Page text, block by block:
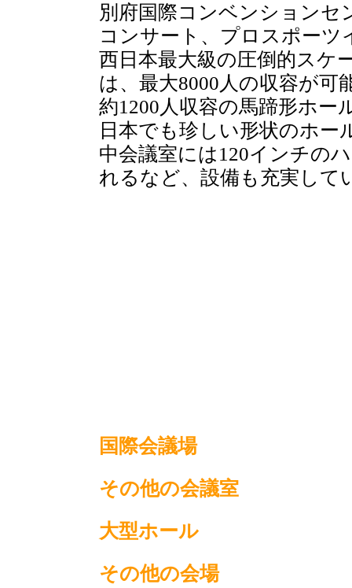
別府国際コンベンションセ
コンサート、プロスポーツ
西日本最大級の圧倒的スケ
は、最大8000人の収容が
約1200人収容の馬蹄形ホー
日本でも珍しい形状のホー
中会議室には120インチの
れるなど、設備も充実して
国際会議場
その他の会議室
大型ホール
その他の会場